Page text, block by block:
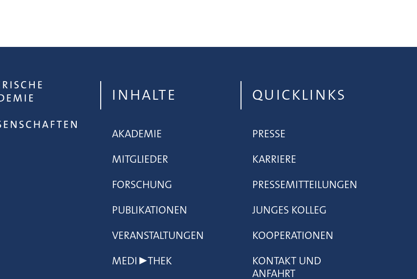
INHALTE
AKADEMIE
MITGLIEDER
FORSCHUNG
PUBLIKATIONEN
VERANSTALTUNGEN
MEDI▶THEK
QUICKLINKS
PRESSE
KARRIERE
PRESSEMITTEILUNGEN
JUNGES KOLLEG
KOOPERATIONEN
KONTAKT UND
ANFAHRT